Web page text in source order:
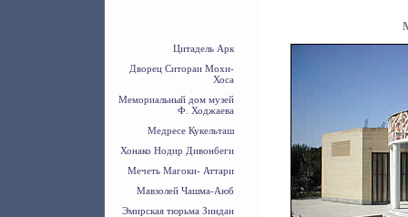
Цитадель Арк
Дворец Ситораи Мохи-
Хоса
Мемориальный дом музей
Ф. Ходжаева
Медресе Кукельташ
Хонако Нодир Дивонбеги
Мечеть Магоки- Аттари
Мавзолей Чашма-Аюб
Эмирская тюрьма Зиндан